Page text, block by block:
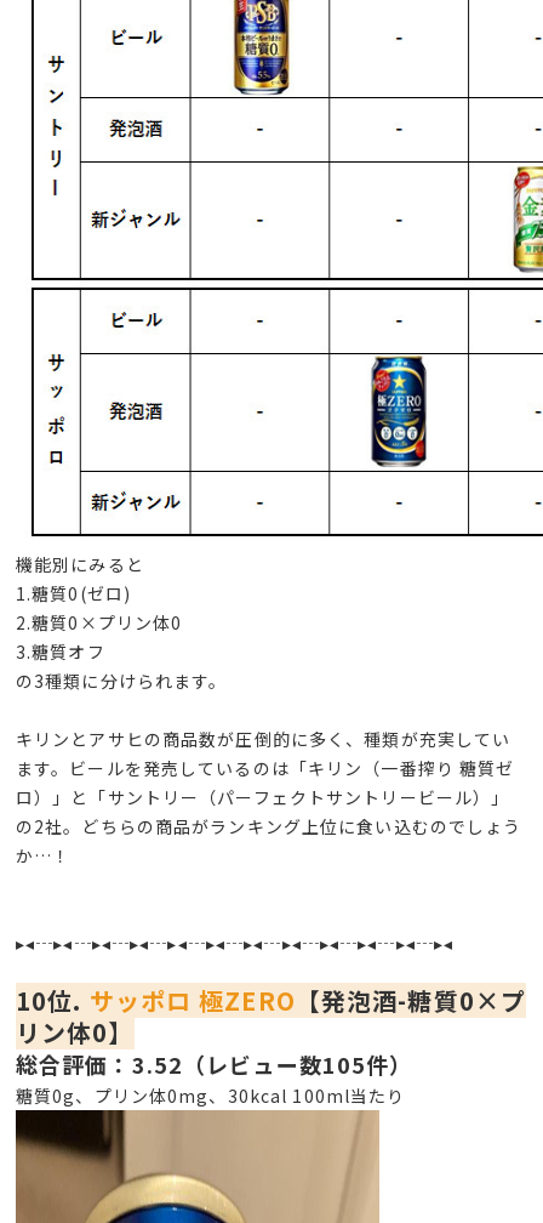
機能別にみると
1.糖質0(ゼロ)
2.糖質0×プリン体0
3.糖質オフ
の3種類に分けられます。
キリンとアサヒの商品数が圧倒的に多く、種類が充実してい
ます。ビールを発売しているのは「キリン（一番搾り 糖質ゼ
ロ）」と「サントリー（パーフェクトサントリービール）」
の2社。どちらの商品がランキング上位に食い込むのでしょう
か…！
▸◂┄▸◂┄▸◂┄▸◂┄▸◂┄▸◂┄▸◂┄▸◂┄▸◂┄▸◂┄▸◂┄▸◂
10位. サッポロ 極ZERO 【発泡酒-糖質0×プ
リン体0】
総合評価：3.52（レビュー数105件）
糖質0g、プリン体0mg、30kcal 100ml当たり